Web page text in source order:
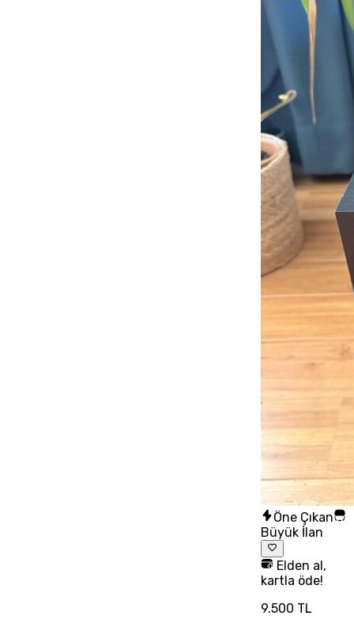
Öne Çıkan
Büyük İlan
Elden al,
kartla öde!
9.500 TL